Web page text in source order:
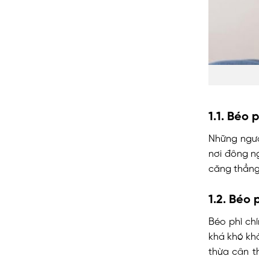
1.1. Béo
Những
nơi đông
căng
1.2. Béo
Béo phì
khá khó
thừa cân